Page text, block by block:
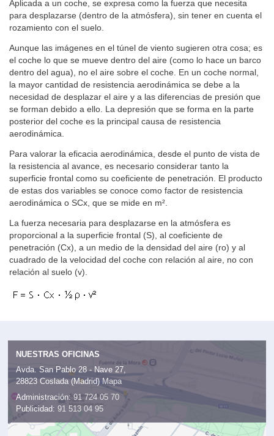
Aplicada a un coche, se expresa como la fuerza que necesita
para desplazarse (dentro de la atmósfera), sin tener en cuenta el
rozamiento con el suelo.
Aunque las imágenes en el túnel de viento sugieren otra cosa; es
el coche lo que se mueve dentro del aire (como lo hace un barco
dentro del agua), no el aire sobre el coche. En un coche normal,
la mayor cantidad de resistencia aerodinámica se debe a la
necesidad de desplazar el aire y a las diferencias de presión que
se forman debido a ello. La depresión que se forma en la parte
posterior del coche es la principal causa de resistencia
aerodinámica.
Para valorar la eficacia aerodinámica, desde el punto de vista de
la resistencia al avance, es necesario considerar tanto la
superficie frontal como su coeficiente de penetración. El producto
de estas dos variables se conoce como factor de resistencia
aerodinámica o SCx, que se mide en m².
La fuerza necesaria para desplazarse en la atmósfera es
proporcional a la superficie frontal (S), al coeficiente de
penetración (Cx), a un medio de la densidad del aire (ro) y al
cuadrado de la velocidad del coche con relación al aire, no con
relación al suelo (v).
NUESTRAS OFICINAS
Avda. San Pablo 28 - Nave 27,
28823 Coslada (Madrid) Mapa
Administración: 91 724 05 70
Publicidad: 91 513 04 95